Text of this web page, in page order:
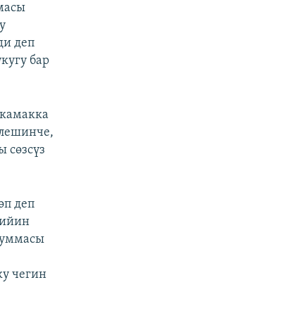
деп
бар
сөзсүз
деп
чегин